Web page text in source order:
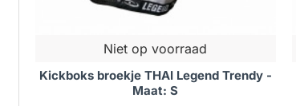
Niet op voorraad
Kickboks broekje THAI Legend Trendy -
Maat: S